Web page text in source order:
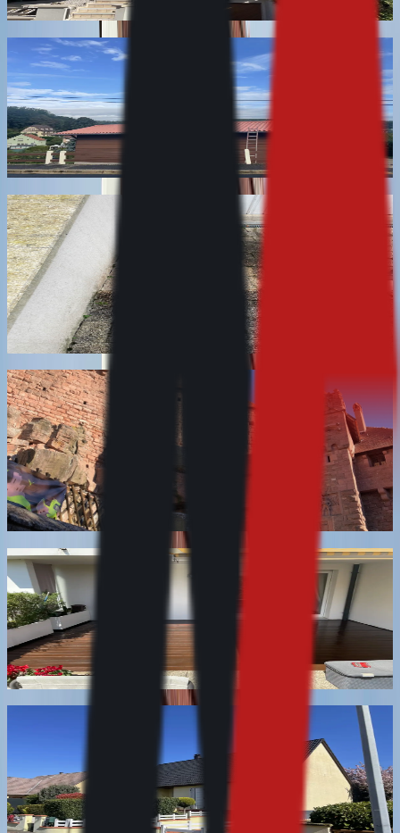
En savoir plus
Dégrisage de bois extérieur
Dégrisage du bois extérieur qui a viré au gris sous l'effet
des UV : bardage, pignon en bois, abri, pergola. Sans
haute pression, qui ouvre les fibres et accélère le
regrisaillement.
En savoir plus
Nettoyage de pavés et rejointoiement d’allée
Nettoyage des pavés d'allée, de cour et d'entrée de
garage, puis reprise des joints au sable polymère pour
freiner la repousse des herbes. Deux gestes
complémentaires, car nettoyer sans rejointoyer ne tient
pas une saison.
En savoir plus
Nettoyage de grès des Vosges et de pierre
apparente
Nettoyage des éléments en grès et en pierre apparente
du bâti : soubassement, chaînage d'angle, encadrement
de porte et de fenêtre, pilier de porche. Protection
microporeuse possible après séchage.
En savoir plus
Nettoyage et dégrisage de terrasse en bois
Nettoyage et dégrisage de terrasse en bois massif,
exotique ou composite, sans ponçage ni dépose des
lames. Le gris de surface part, la couleur d'origine
revient.
En savoir plus
Nettoyage de toiture en ardoise
Nettoyage de couverture en ardoise naturelle ou en
fibres-ciment, sans haute pression et sans circulation
sur les éléments, qui se fendent sous le poids.
Traitement adapté à un matériau qui ne se répare pas, il
se remplace.